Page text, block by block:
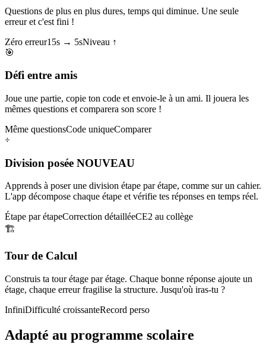
Questions de plus en plus dures, temps qui diminue. Une seule
erreur et c'est fini !
Zéro erreur15s → 5sNiveau ↑
🎯
Défi entre amis
Joue une partie, copie ton code et envoie-le à un ami. Il jouera les
mêmes questions et comparera son score !
Même questionsCode uniqueComparer
÷
Division posée NOUVEAU
Apprends à poser une division étape par étape, comme sur un cahier.
L'app décompose chaque étape et vérifie tes réponses en temps réel.
Étape par étapeCorrection détailléeCE2 au collège
🏗️
Tour de Calcul
Construis ta tour étage par étage. Chaque bonne réponse ajoute un
étage, chaque erreur fragilise la structure. Jusqu'où iras-tu ?
InfiniDifficulté croissanteRecord perso
Adapté au programme scolaire